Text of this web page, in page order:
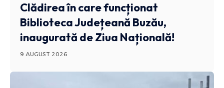
Clădirea în care funcționat
Biblioteca Județeană Buzău,
inaugurată de Ziua Națională!
9 AUGUST 2026